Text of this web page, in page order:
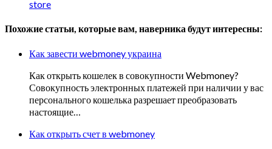
store
Похожие статьи, которые вам, наверника будут интересны:
Как завести webmoney украина
Как открыть кошелек в совокупности Webmoney?
Совокупность электронных платежей при наличии у вас
персонального кошелька разрешает преобразовать
настоящие…
Как открыть счет в webmoney